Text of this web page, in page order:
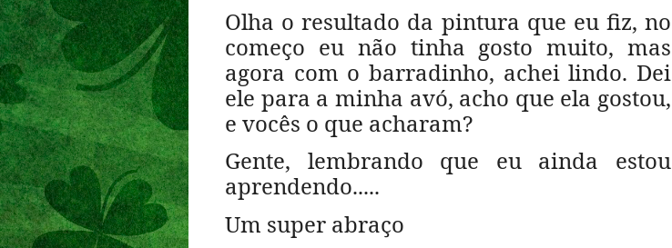
Olha o resultado da pintura que eu fiz, no
começo eu não tinha gosto muito, mas
agora com o barradinho, achei lindo. Dei
ele para a minha avó, acho que ela gostou,
e vocês o que acharam?
Gente, lembrando que eu ainda estou
aprendendo.....
Um super abraço